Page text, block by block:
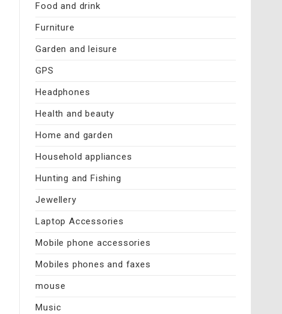
Food and drink
Furniture
Garden and leisure
GPS
Headphones
Health and beauty
Home and garden
Household appliances
Hunting and Fishing
Jewellery
Laptop Accessories
Mobile phone accessories
Mobiles phones and faxes
mouse
Music